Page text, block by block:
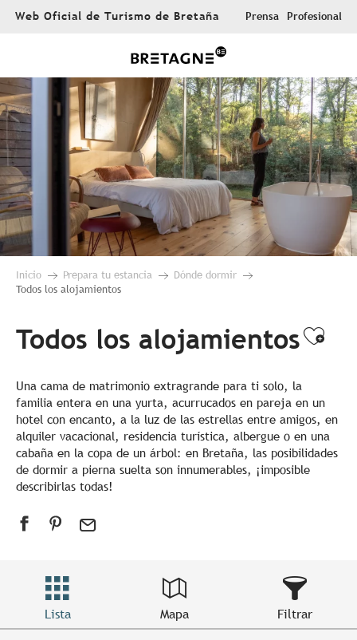
AllerWeb Oficial de Turismo de Bretaña Prensa Profesional
Inicio Prepara tu estancia
Dónde dormir
Todos los alojamientos
Todos los alojamientos
Una cama de matrimonio extragrande para ti solo, la
familia entera en una yurta, acurrucados en pareja en un
hotel con encanto, a la luz de las estrellas entre amigos, en
alquiler vacacional, residencia turística, albergue o en una
cabaña en la copa de un árbol: en Bretaña, las posibilidades
de dormir a pierna suelta son innumerables, ¡imposible
describirlas todas!
Lista Mapa Filtrar